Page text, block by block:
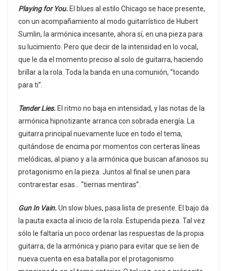
Playing for You. El blues al estilo Chicago se hace presente,
con un acompañamiento al modo guitarrístico de Hubert
Sumlin, la armónica incesante, ahora sí, en una pieza para
su lucimiento. Pero que decir de la intensidad en lo vocal,
que le da el momento preciso al solo de guitarra, haciendo
brillar a la rola. Toda la banda en una comunión, “tocando
para ti”.
Tender Lies. El ritmo no baja en intensidad, y las notas de la
armónica hipnotizante arranca con sobrada energía. La
guitarra principal nuevamente luce en todo el tema,
quitándose de encima por momentos con certeras líneas
melódicas, al piano y a la armónica que buscan afanosos su
protagonismo en la pieza. Juntos al final se unen para
contrarestar esas… “tiernas mentiras”.
Gun In Vain.Un slow blues, pasa lista de presente. El bajo da
la pauta exacta al inicio de la rola. Estupenda pieza. Tal vez
sólo le faltaría un poco ordenar las respuestas de la propia
guitarra, de la armónica y piano para evitar que se lien de
nueva cuenta en esa batalla por el protagonismo